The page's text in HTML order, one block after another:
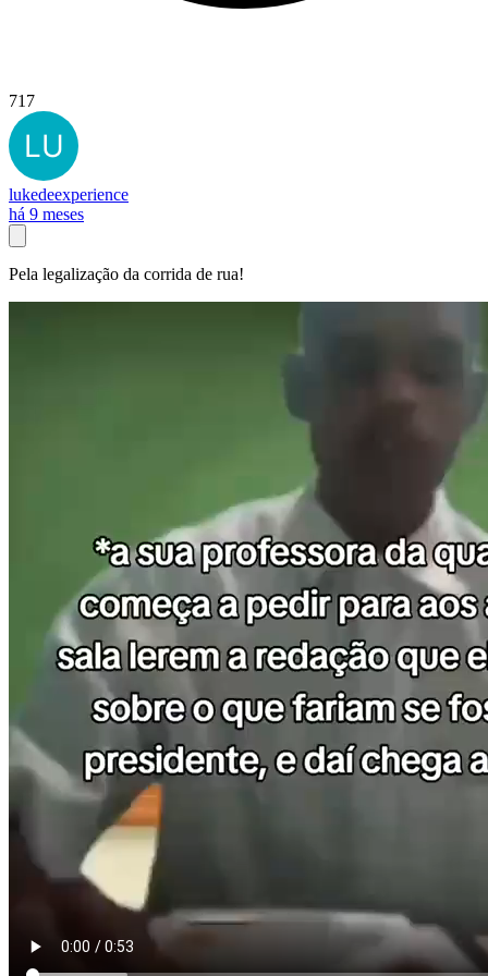
717
lukedeexperience
há 9 meses
Pela legalização da corrida de rua!